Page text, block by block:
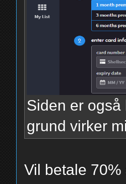
Siden er også
grund virker
Vil betale 70%